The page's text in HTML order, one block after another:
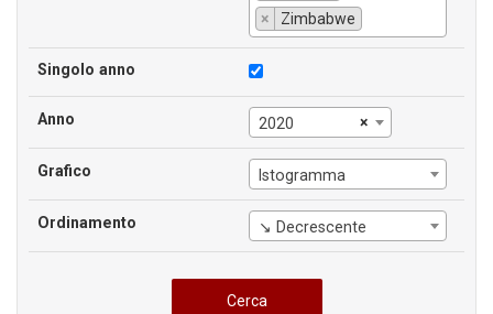
×
Zimbabwe
Singolo anno
Anno ×
2020
Grafico Istogramma
Ordinamento ↘ Decrescente